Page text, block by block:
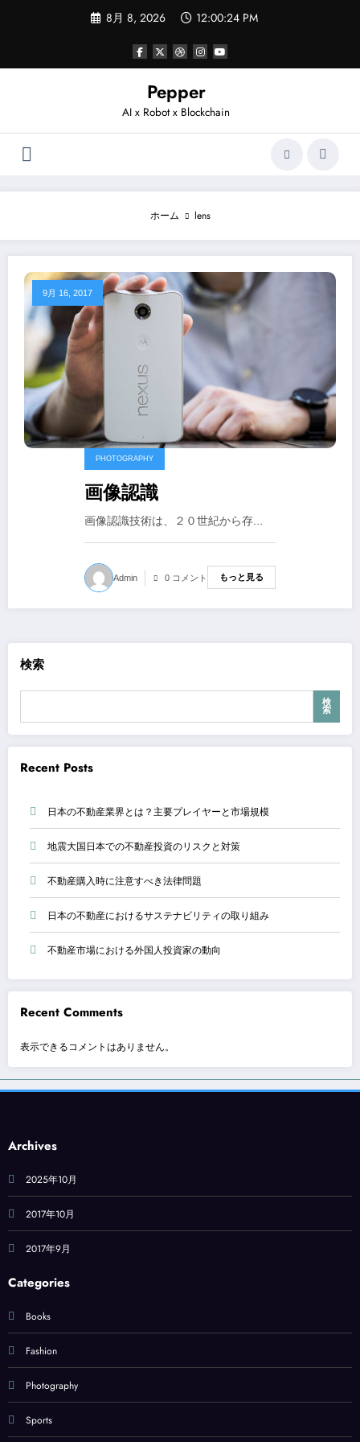
ツ
8月 8, 2026 12:00:24 PM
Pepper
AI x Robot x Blockchain
ホーム lens
9月 16, 2017
PHOTOGRAPHY
画像認識
画像認識技術は、２０世紀から存…
Admin 0 コメント もっと見る
検索
検
索
Recent Posts
日本の不動産業界とは？主要プレイヤーと市場規模
地震大国日本での不動産投資のリスクと対策
不動産購入時に注意すべき法律問題
日本の不動産におけるサステナビリティの取り組み
不動産市場における外国人投資家の動向
Recent Comments
表示できるコメントはありません。
Archives
2025年10月
2017年10月
2017年9月
Categories
Books
Fashion
Photography
Sports